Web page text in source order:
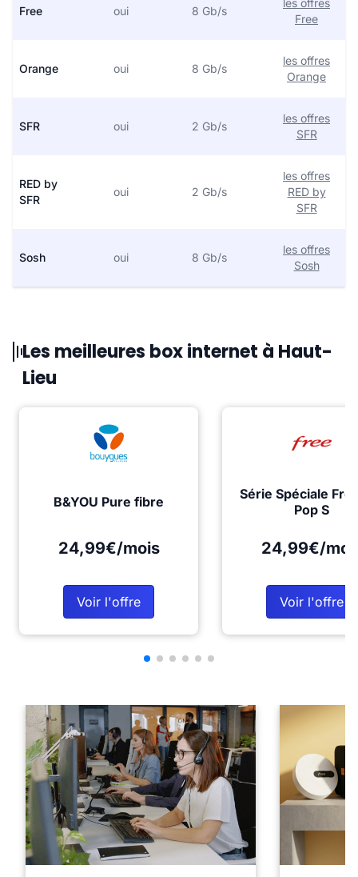
Free oui 8 Gb/s
les offres
Free
Orange oui 8 Gb/s
les offres
Orange
SFR oui 2 Gb/s
les offres
SFR
RED by
SFR
oui 2 Gb/s
les offres
RED by
SFR
Sosh oui 8 Gb/s
les offres
Sosh
Les meilleures box internet à Haut-
Lieu
B&YOU Pure fibre
24,99€/mois
Voir l'offre
Série Spéciale
Pop S
24,99€/
Voir l'offre